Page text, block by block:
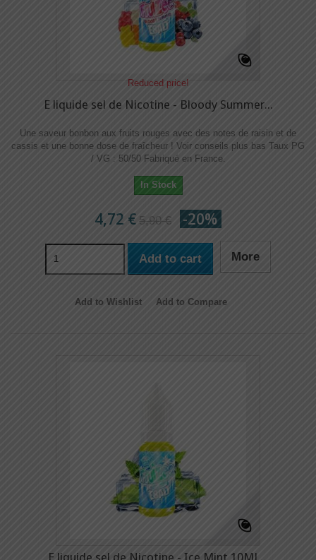
Reduced price!
E liquide sel de Nicotine - Bloody Summer...
Une saveur bonbon aux fruits rouges avec des notes de raisin et de
cassis et une bonne dose de fraîcheur ! Voir conseils plus bas Taux PG
/ VG : 50/50 Fabriqué en France.
In Stock
4,72 € 5,90 € -20%
Add to cart More
Add to Wishlist Add to Compare
E liquide sel de Nicotine - Ice Mint 10ML...